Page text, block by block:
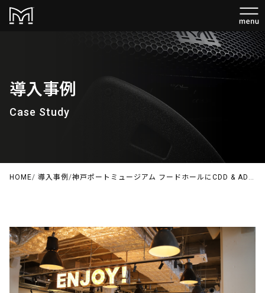
導入事例
Case Study
HOME/ 導入事例 /神戸ポートミュージアム フードホールにCDD & ADORNシリーズが採用